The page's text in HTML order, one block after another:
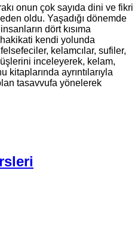
onun çok sayıda dini ve fikri
oldu. Yaşadığı dönemde
dört kısıma
hakikati kendi yolunda
kelamcılar, sufiler,
inceleyerek, kelam,
kitaplarında ayrıntılarıyla
tasavvufa yönelerek